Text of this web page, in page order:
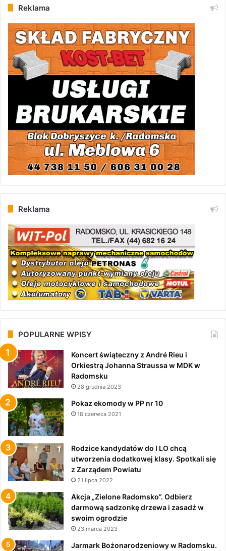
Reklama
Reklama
POPULARNE WPISY
Koncert świąteczny z André Rieu i
Orkiestrą Johanna Straussa w MDK w
Radomsku
28 grudnia 2023
Pokaz ekomody w PP nr 10
18 czerwca 2021
Rodzice kandydatów do I LO chcą
utworzenia dodatkowej klasy. Spotkali się
z Zarządem Powiatu
21 lipca 2022
Akcja „Zielone Radomsko”. Odbierz
darmową sadzonkę drzewa i zasadź w
swoim ogrodzie
23 marca 2023
Jarmark Bożonarodzeniowy w Radomsku.